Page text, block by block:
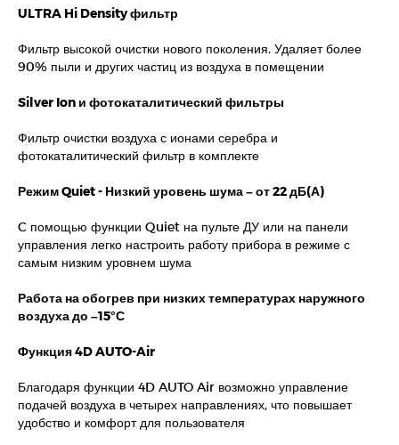
ULTRA Hi Density фильтр
Фильтр высокой очистки нового поколения. Удаляет более
90% пыли и других частиц из воздуха в помещении
Silver Ion и фотокаталитический фильтры
Фильтр очистки воздуха с ионами серебра и
фотокаталитический фильтр в комплекте
Режим Quiet - Низкий уровень шума – от 22 дБ(А)
C помощью функции Quiet на пульте ДУ или на панели
управления легко настроить работу прибора в режиме с
самым низким уровнем шума
Работа на обогрев при низких температурах наружного
воздуха до –15°С
Функция 4D AUTO-Air
Благодаря функции 4D AUTO Air возможно управление
подачей воздуха в четырех направлениях, что повышает
удобство и комфорт для пользователя